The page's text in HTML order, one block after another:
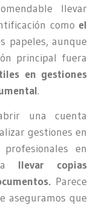
llevar
como el
papeles, aunque
principal fuera
en gestiones
.
una cuenta
gestiones en
en
llevar copias
Parece
aseguramos que